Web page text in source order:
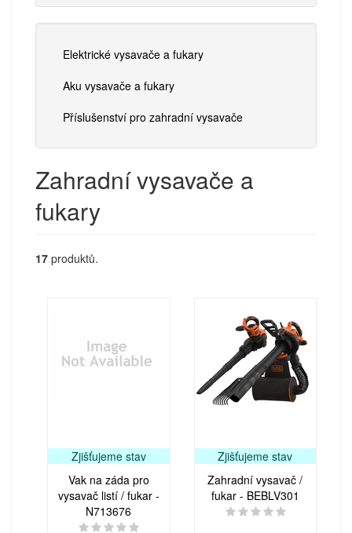
Elektrické vysavače a fukary
Aku vysavače a fukary
Příslušenství pro zahradní vysavače
Zahradní vysavače a
fukary
17 produktů.
Zjišťujeme stav
Vak na záda pro
vysavač listí / fukar -
N713676
Zjišťujeme stav
Zahradní vysavač /
fukar - BEBLV301